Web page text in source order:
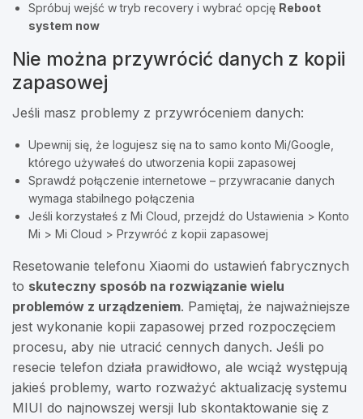
Spróbuj wejść w tryb recovery i wybrać opcję Reboot
system now
Nie można przywrócić danych z kopii
zapasowej
Jeśli masz problemy z przywróceniem danych:
Upewnij się, że logujesz się na to samo konto Mi/Google,
którego używałeś do utworzenia kopii zapasowej
Sprawdź połączenie internetowe – przywracanie danych
wymaga stabilnego połączenia
Jeśli korzystałeś z Mi Cloud, przejdź do Ustawienia > Konto
Mi > Mi Cloud > Przywróć z kopii zapasowej
Resetowanie telefonu Xiaomi do ustawień fabrycznych
to skuteczny sposób na rozwiązanie wielu
problemów z urządzeniem. Pamiętaj, że najważniejsze
jest wykonanie kopii zapasowej przed rozpoczęciem
procesu, aby nie utracić cennych danych. Jeśli po
resecie telefon działa prawidłowo, ale wciąż występują
jakieś problemy, warto rozważyć aktualizację systemu
MIUI do najnowszej wersji lub skontaktowanie się z